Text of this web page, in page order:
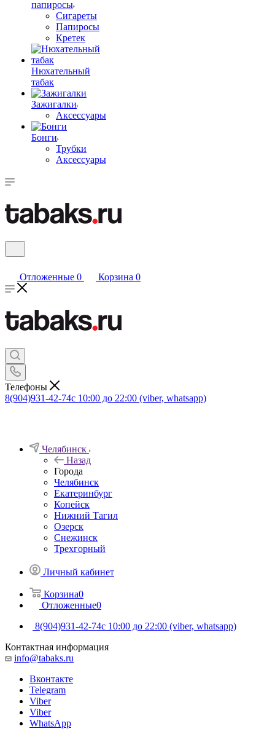
папиросы
Сигареты
Папиросы
Кретек
Нюхательный
табак
Зажигалки
Аксессуары
Бонги
Трубки
Аксессуары
Отложенные 0 Корзина 0
Телефоны
8(904)931-42-74с 10:00 до 22:00 (viber, whatsapp)
Челябинск
Назад
Города
Челябинск
Екатеринбург
Копейск
Нижний Тагил
Озерск
Снежинск
Трехгорный
Личный кабинет
Корзина0
Отложенные0
8(904)931-42-74с 10:00 до 22:00 (viber, whatsapp)
Контактная информация
info@tabaks.ru
Вконтакте
Telegram
Viber
Viber
WhatsApp